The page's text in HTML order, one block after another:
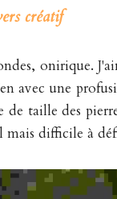
créatif
onirique.
avec une
taille des
mais difficile à